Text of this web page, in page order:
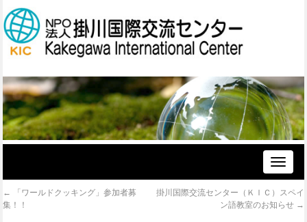
Toggle
←
「ワールドクッキング」参加者募
集！！
掛川国際交流センター（ＫＩＣ）スペイ
ン語教室のお知らせ →